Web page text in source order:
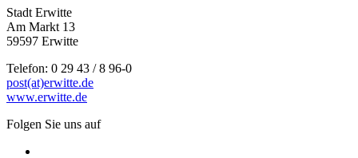
Stadt Erwitte
Am Markt 13
59597 Erwitte
Telefon: 0 29 43 / 8 96-0
post(at)erwitte.de
www.erwitte.de
Folgen Sie uns auf